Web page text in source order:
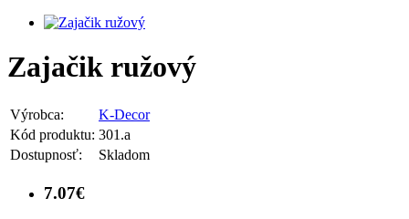
Zajačik ružový
Výrobca:
K-Decor
Kód produktu: 301.a
Dostupnosť:
Skladom
7.07€